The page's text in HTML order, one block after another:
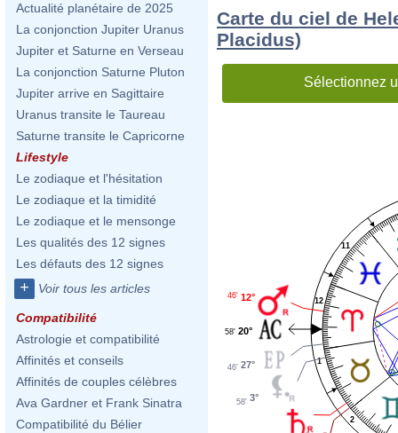
Actualité planétaire de 2025
La conjonction Jupiter Uranus
Jupiter et Saturne en Verseau
La conjonction Saturne Pluton
Jupiter arrive en Sagittaire
Uranus transite le Taureau
Saturne transite le Capricorne
Lifestyle
Le zodiaque et l'hésitation
Le zodiaque et la timidité
Le zodiaque et le mensonge
Les qualités des 12 signes
Les défauts des 12 signes
+ Voir tous les articles
Compatibilité
Astrologie et compatibilité
Affinités et conseils
Affinités de couples célèbres
Ava Gardner et Frank Sinatra
Compatibilité du Bélier
Carte du ciel de
Placidus)
Sélectionnez
1
2
11
12
12°
46'
20°
58'
27°
46'
3°
58'